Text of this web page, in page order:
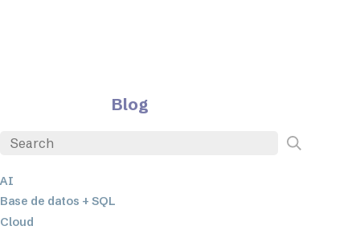
Blog
AI
Base de datos + SQL
Cloud